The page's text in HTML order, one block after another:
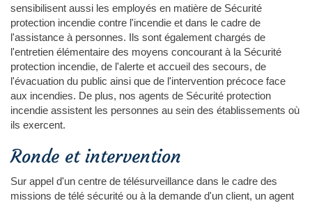
sensibilisent aussi les employés en matière de Sécurité
protection incendie contre l'incendie et dans le cadre de
l'assistance à personnes. Ils sont également chargés de
l'entretien élémentaire des moyens concourant à la Sécurité
protection incendie, de l'alerte et accueil des secours, de
l'évacuation du public ainsi que de l'intervention précoce face
aux incendies. De plus, nos agents de Sécurité protection
incendie assistent les personnes au sein des établissements où
ils exercent.
Ronde et intervention
Sur appel d'un centre de télésurveillance dans le cadre des
missions de télé sécurité ou à la demande d'un client, un agent